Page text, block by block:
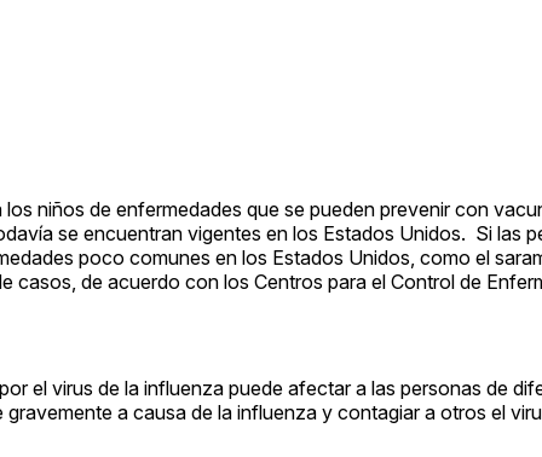
niños de enfermedades que se pueden prevenir con
se encuentran vigentes en los Estados Unidos. Si las
poco comunes en los Estados Unidos, como el
casos, de acuerdo con los Centros para el Control de
el virus de la influenza puede afectar a las personas de
a causa de la influenza y contagiar a otros el